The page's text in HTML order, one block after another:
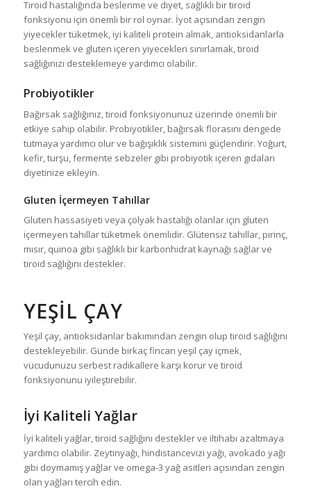
Tiroid hastalığında beslenme ve diyet, sağlıklı bir tiroid
fonksiyonu için önemli bir rol oynar. İyot açısından zengin
yiyecekler tüketmek, iyi kaliteli protein almak, antioksidanlarla
beslenmek ve gluten içeren yiyecekleri sınırlamak, tiroid
sağlığınızı desteklemeye yardımcı olabilir.
Probiyotikler
Bağırsak sağlığınız, tiroid fonksiyonunuz üzerinde önemli bir
etkiye sahip olabilir. Probiyotikler, bağırsak florasını dengede
tutmaya yardımcı olur ve bağışıklık sistemini güçlendirir. Yoğurt,
kefir, turşu, fermente sebzeler gibi probiyotik içeren gıdaları
diyetinize ekleyin.
Gluten İçermeyen Tahıllar
Gluten hassasiyeti veya çölyak hastalığı olanlar için gluten
içermeyen tahıllar tüketmek önemlidir. Glütensiz tahıllar, pirinç,
mısır, quinoa gibi sağlıklı bir karbonhidrat kaynağı sağlar ve
tiroid sağlığını destekler.
YEŞIL ÇAY
Yeşil çay, antioksidanlar bakımından zengin olup tiroid sağlığını
destekleyebilir. Günde birkaç fincan yeşil çay içmek,
vücudunuzu serbest radikallere karşı korur ve tiroid
fonksiyonunu iyileştirebilir.
İyi Kaliteli Yağlar
İyi kaliteli yağlar, tiroid sağlığını destekler ve iltihabı azaltmaya
yardımcı olabilir. Zeytinyağı, hindistancevizi yağı, avokado yağı
gibi doymamış yağlar ve omega-3 yağ asitleri açısından zengin
olan yağları tercih edin.